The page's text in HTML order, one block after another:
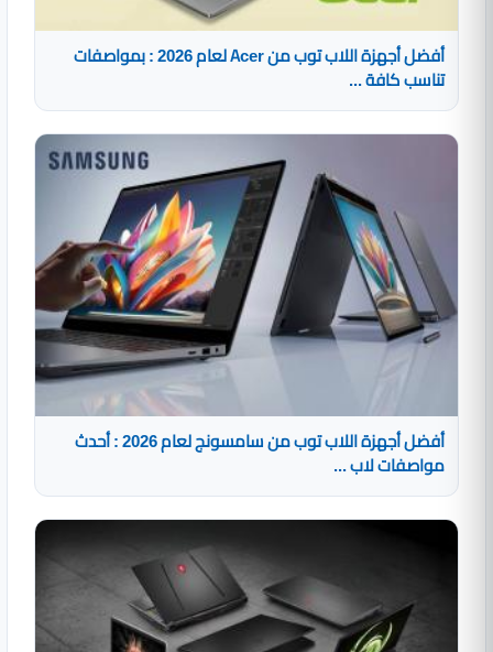
أفضل أجهزة اللاب توب من Acer لعام 2026 : بمواصفات
تناسب كافة ...
أفضل أجهزة اللاب توب من سامسونج لعام 2026 : أحدث
مواصفات لاب ...